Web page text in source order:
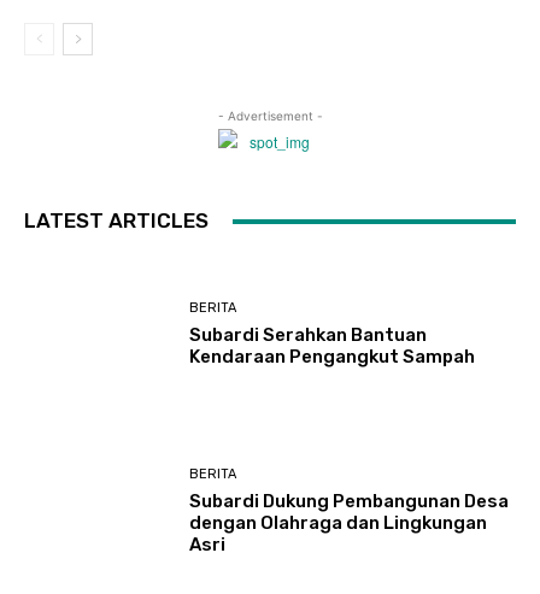
- Advertisement -
LATEST ARTICLES
BERITA
Subardi Serahkan Bantuan
Kendaraan Pengangkut Sampah
BERITA
Subardi Dukung Pembangunan Desa
dengan Olahraga dan Lingkungan
Asri